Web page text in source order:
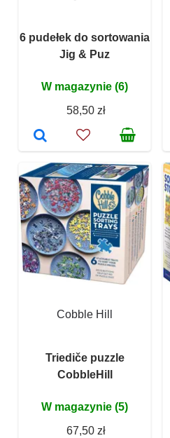
6 pudełek do sortowania
Jig & Puz
W magazynie (6)
58,50 zł
Cobble Hill
Triediče puzzle
CobbleHill
W magazynie (5)
67,50 zł